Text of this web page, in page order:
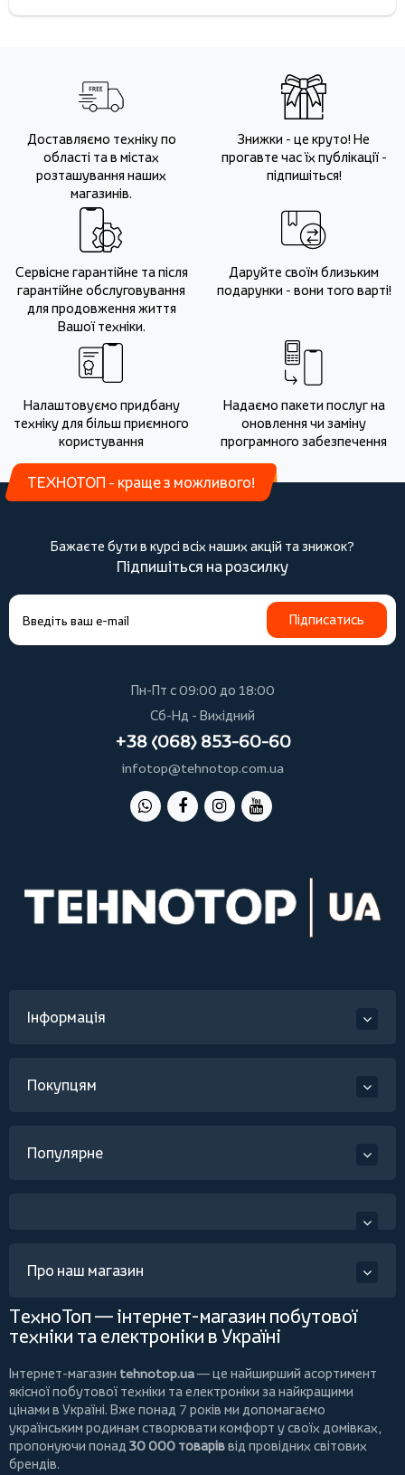
Доставляємо техніку по
області та в містах
розташування наших
магазинів.
Знижки - це круто! Не
прогавте час їх публікації -
підпишіться!
Сервісне гарантійне та після
гарантійне обслуговування
для продовження життя
Вашої техніки.
Даруйте своїм близьким
подарунки - вони того варті!
Налаштовуємо придбану
техніку для більш приємного
користування
Надаємо пакети послуг на
оновлення чи заміну
програмного забезпечення
ТЕХНОТОП - краще з можливого!
Бажаєте бути в курсі всіх наших акцій та знижок?
Підпишіться на розсилку
Підписатись
Пн-Пт с 09:00 до 18:00
Сб-Нд - Вихідний
+38 (068) 853-60-60
infotop@tehnotop.com.ua
Інформація
Покупцям
Популярне
Про наш магазин
ТехноТоп — інтернет-магазин побутової
техніки та електроніки в Україні
Інтернет-магазин tehnotop.ua— це найширший асортимент
якісної побутової техніки та електроніки за найкращими
цінами в Україні. Вже понад 7 років ми допомагаємо
українським родинам створювати комфорт у своїх домівках,
пропонуючи понад 30 000 товаріввід провідних світових
брендів.